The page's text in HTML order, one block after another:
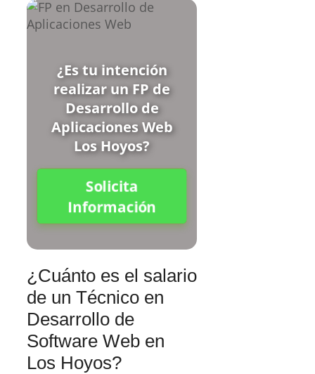
¿Es tu intención
realizar un FP de
Desarrollo de
Aplicaciones Web
Los Hoyos?
Solicita
Información
¿Cuánto es el salario
de un Técnico en
Desarrollo de
Software Web en
Los Hoyos?